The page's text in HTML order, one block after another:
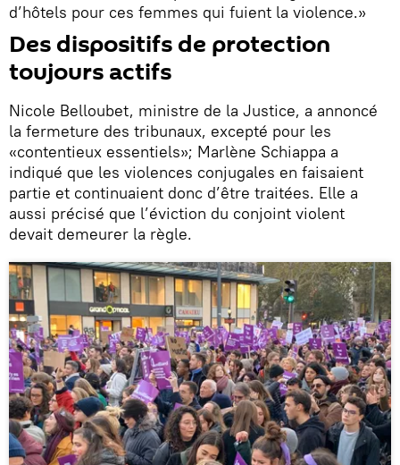
d’hôtels pour ces femmes qui fuient la violence.»
Des dispositifs de protection
toujours actifs
Nicole Belloubet, ministre de la Justice, a annoncé
la fermeture des tribunaux, excepté pour les
«contentieux essentiels»; Marlène Schiappa a
indiqué que les violences conjugales en faisaient
partie et continuaient donc d’être traitées. Elle a
aussi précisé que l’éviction du conjoint violent
devait demeurer la règle.